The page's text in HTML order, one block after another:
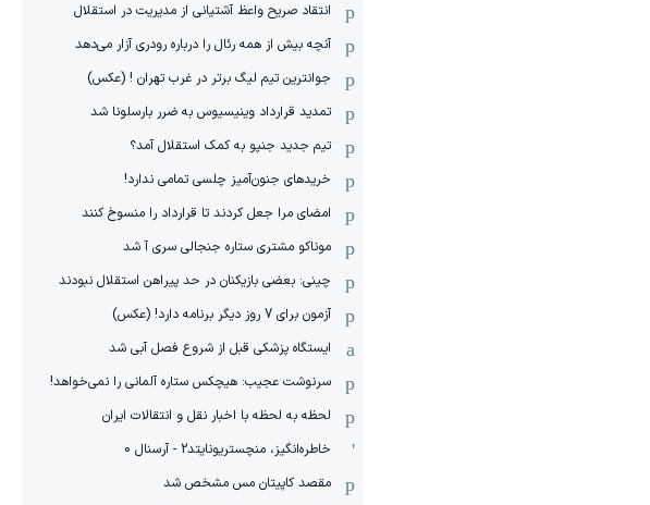
انتقاد صریح واعظ آشتیانی از مدیریت در استقلال
آنچه بیش از همه رئال را درباره رودری آزار می‌دهد
جوانترین تیم لیگ برتر در غرب تهران ! (عکس)
تمدید قرارداد وینیسیوس به ضرر بارسلونا شد
تیم جدید جنپو به کمک استقلال آمد؟
خریدهای جنون‌آمیز چلسی تمامی ندارد!
امضای مرا جعل کردند تا قرارداد را منسوخ کنند
موناکو مشتری ستاره جنجالی سری آ شد
چینی: بعضی بازیکنان در حد پیراهن استقلال نبودند
آزمون برای 7 روز دیگر برنامه دارد! (عکس)
ایستگاه پزشکی قبل از شروع فصل آبی شد
سرنوشت عجیب: هیچکس ستاره آلمانی را نمی‌خواهد!
لحظه به لحظه با اخبار نقل و انتقالات ایران
خاطره‌انگیز، منچستریونایتد2 - آرسنال 0
مقصد کاپیتان مس مشخص شد